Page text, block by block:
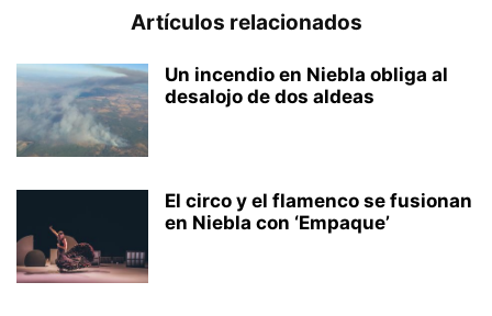
Artículos relacionados
Un incendio en Niebla obliga al
desalojo de dos aldeas
El circo y el flamenco se fusionan
en Niebla con ‘Empaque’